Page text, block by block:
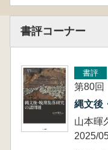
書評コーナー
書評
第80
縄文後
山本
2025/